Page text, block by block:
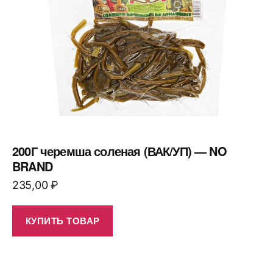
200Г черемша соленая (ВАК/УП) — NO
BRAND
235,00₽
КУПИТЬ ТОВАР